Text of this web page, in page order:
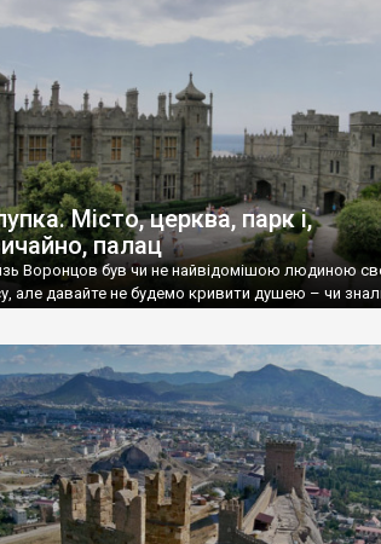
Місто, церква, парк і,
палац
Воронцов був чи не найвідомішою людиною
але давайте не будемо кривити душею – чи